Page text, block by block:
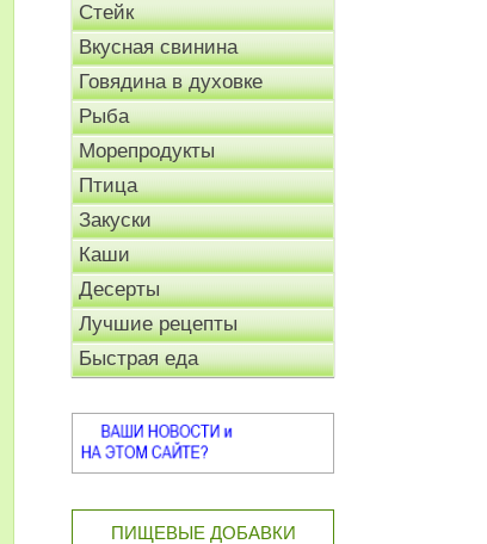
Стейк
Вкусная свинина
Говядина в духовке
Рыба
Морепродукты
Птица
Закуски
Каши
Десерты
Лучшие рецепты
Быстрая еда
ПИЩЕВЫЕ ДОБАВКИ